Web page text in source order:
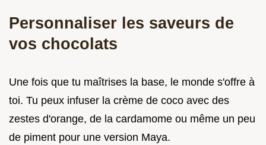
Personnaliser les saveurs de
vos chocolats
Une fois que tu maîtrises la base, le monde s'offre à
toi. Tu peux infuser la crème de coco avec des
zestes d'orange, de la cardamome ou même un peu
de piment pour une version Maya.